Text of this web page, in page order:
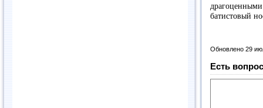
батистовый
Обновлено 29
Есть